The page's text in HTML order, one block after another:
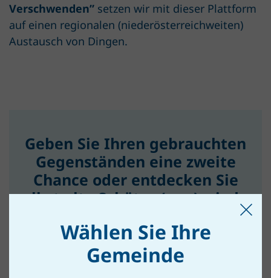
Verschwenden” setzen wir mit dieser Plattform
auf einen regionalen (niederösterreichweiten)
Austausch von Dingen.
Geben Sie Ihren gebrauchten
Gegenständen eine zweite
Chance oder entdecken Sie
selbst alte Schätze (neu) wieder.
ZUR SO GUT WIE NEU-PLATTFORM
Wählen Sie Ihre
Gemeinde